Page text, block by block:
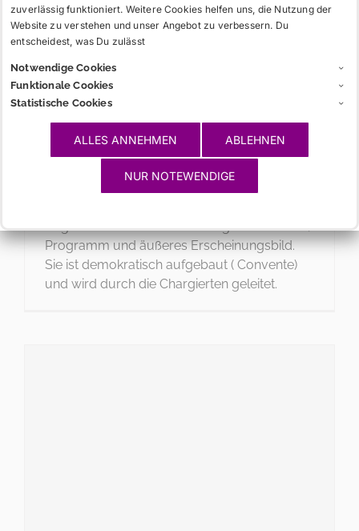
Aktiver
Studentenverbindung. Zur Aktivitas zählen
Füxe, Burschen und inaktive Burschen, also
Programm und äußeres Erscheinungsbild.
Sie ist demokratisch aufgebaut ( Convente)
und wird durch die Chargierten geleitet.
zuverlässig funktioniert. Weitere Cookies helfen uns, die Nutzung der
Website zu verstehen und unser Angebot zu verbessern. Du
entscheidest, was Du zulässt
Notwendige Cookies
Funktionale Cookies
Statistische Cookies
ALLES ANNEHMEN ABLEHNEN
NUR NOTEWENDIGE